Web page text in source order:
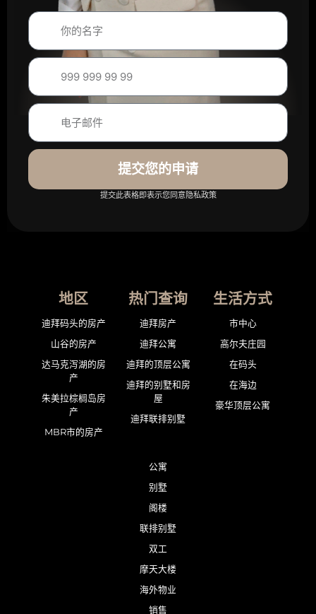
提交您的申请
提交此表格即表示您同意隐私政策
地区
迪拜码头的房产
山谷的房产
达马克泻湖的房
产
朱美拉棕榈岛房
产
MBR市的房产
热门查询
迪拜房产
迪拜公寓
迪拜的顶层公寓
迪拜的别墅和房
屋
迪拜联排别墅
生活方式
市中心
高尔夫庄园
在码头
在海边
豪华顶层公寓
公寓
别墅
阁楼
联排别墅
双工
摩天大楼
海外物业
销售